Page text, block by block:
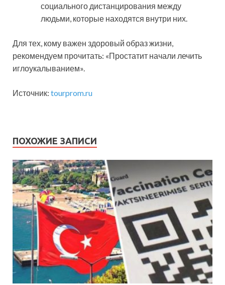
социального дистанцирования между
людьми, которые находятся внутри них.
Для тех, кому важен здоровый образ жизни,
рекомендуем прочитать: «Простатит начали лечить
иглоукалыванием».
Источник: tourprom.ru
ПОХОЖИЕ ЗАПИСИ